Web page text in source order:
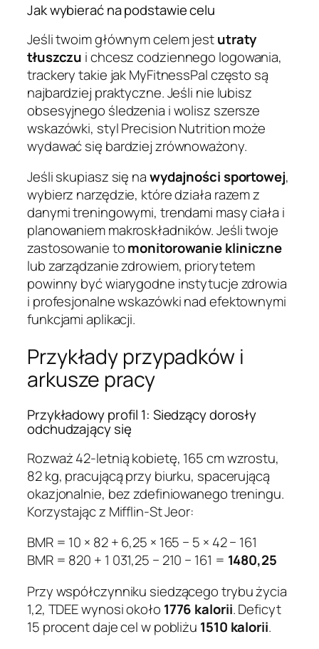
Jak wybierać na podstawie celu
Jeśli twoim głównym celem jestutraty
tłuszczu i chcesz codziennego logowania,
trackery takie jak MyFitnessPal często są
najbardziej praktyczne. Jeśli nie lubisz
obsesyjnego śledzenia i wolisz szersze
wskazówki, styl Precision Nutrition może
wydawać się bardziej zrównoważony.
Jeśli skupiasz się nawydajności sportowej,
wybierz narzędzie, które działa razem z
danymi treningowymi, trendami masy ciała i
planowaniem makroskładników. Jeśli twoje
zastosowanie tomonitorowanie kliniczne
lub zarządzanie zdrowiem, priorytetem
powinny być wiarygodne instytucje zdrowia
i profesjonalne wskazówki nad efektownymi
funkcjami aplikacji.
Przykłady przypadków i
arkusze pracy
Przykładowy profil 1: Siedzący dorosły
odchudzający się
Rozważ 42-letnią kobietę, 165 cm wzrostu,
82 kg, pracującą przy biurku, spacerującą
okazjonalnie, bez zdefiniowanego treningu.
Korzystając z Mifflin-St Jeor:
BMR = 10 × 82 + 6,25 × 165 − 5 × 42 − 161
BMR = 820 + 1 031,25 − 210 − 161 = 1480,25
Przy współczynniku siedzącego trybu życia
1,2, TDEE wynosi około 1776 kalorii. Deficyt
15 procent daje cel w pobliżu 1510 kalorii.